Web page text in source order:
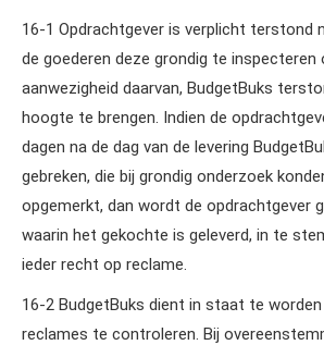
16‑1 Opdrachtgever is verplicht terstond
de goederen deze grondig te inspecteren
aanwezigheid daarvan, BudgetBuks
hoogte te brengen. Indien de
dagen na de dag van de levering
gebreken, die bij grondig onderzoek
opgemerkt, dan wordt de opdrachtgever
waarin het gekochte is geleverd, in te
ieder recht op reclame.
16‑2 BudgetBuks dient in staat te
reclames te controleren. Bij